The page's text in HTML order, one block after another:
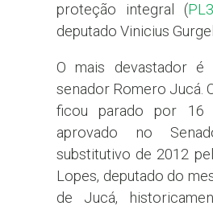
proteção integral (
deputado Vinicius
O mais devastador
senador Romero Jucá.
ficou parado por 16
aprovado no
substitutivo de 2012
Lopes, deputado do
de Jucá,